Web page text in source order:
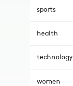
sports
health
technology
women